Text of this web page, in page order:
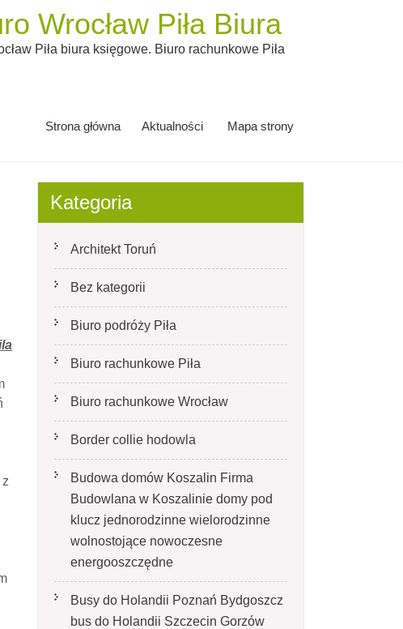
Wrocław Piła Biura
Piła biura księgowe. Biuro rachunkowe Piła
Strona główna Aktualności Mapa strony
Kategoria
Architekt Toruń
Bez kategorii
Biuro podróży Piła
Biuro rachunkowe Piła
Biuro rachunkowe Wrocław
Border collie hodowla
Budowa domów Koszalin Firma
Budowlana w Koszalinie domy pod
klucz jednorodzinne wielorodzinne
wolnostojące nowoczesne
energooszczędne
Busy do Holandii Poznań Bydgoszcz
bus do Holandii Szczecin Gorzów